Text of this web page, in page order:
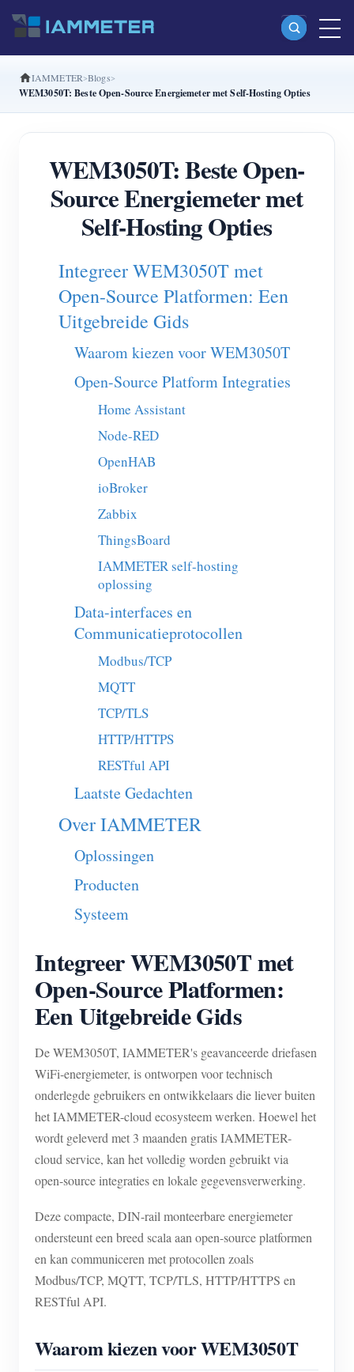
Producten
Driefasige Wi-Fi-energiemeter (WEM3080T)
Driefasige Wi-Fi-energiemeter (WEM3046T)
Driefasige Wi-Fi-energiemeter (WEM3050T)
WiFi-vermogenscontroller
IAMMETER Cloud Pro
Self-hostingservice
EV-lader
IAMMETER-simulator
Toepassingen
Energiemonitor voor zonne-PV-systemen
Monitor voor elektriciteitsverbruik
PV-verwarmingsregelsysteem
Domotica
Energiemonitoring voor fabrieken
Winkel
Bronnen
Product snelstart
Documentatie
Tutorialvideo
Blogs
Community
Contributorprogramma
Contributor Center
Forum
App Store
Site verkennen
PV-ranglijst
Oplossingen
Over ons
IAMMETER Blogs
WEM3050T: Beste Open-Source Energiemeter met Self-Hosting Opties
WEM3050T: Beste Open-
Source Energiemeter met
Self-Hosting Opties
Integreer WEM3050T met
Open-Source Platformen: Een
Uitgebreide Gids
Waarom kiezen voor WEM3050T
Open-Source Platform Integraties
Home Assistant
Node-RED
OpenHAB
ioBroker
Zabbix
ThingsBoard
IAMMETER self-hosting
oplossing
Data-interfaces en
Communicatieprotocollen
Modbus/TCP
MQTT
TCP/TLS
HTTP/HTTPS
RESTful API
Laatste Gedachten
Over IAMMETER
Oplossingen
Producten
Systeem
Integreer WEM3050T met
Open-Source Platformen:
Een Uitgebreide Gids
De WEM3050T, IAMMETER's geavanceerde driefasen
WiFi-energiemeter, is ontworpen voor technisch
onderlegde gebruikers en ontwikkelaars die liever buiten
het IAMMETER-cloud ecosysteem werken. Hoewel het
wordt geleverd met 3 maanden gratis IAMMETER-
cloud service, kan het volledig worden gebruikt via
open-source integraties en lokale gegevensverwerking.
Deze compacte, DIN-rail monteerbare energiemeter
ondersteunt een breed scala aan open-source platformen
en kan communiceren met protocollen zoals
Modbus/TCP, MQTT, TCP/TLS, HTTP/HTTPS en
RESTful API.
Waarom kiezen voor WEM3050T